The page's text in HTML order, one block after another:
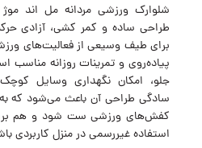
طراحی ساده و کمر کشی، آزادی
برای طیف وسیعی از فعالیت‌های
پیاده‌روی و تمرینات روزانه
جلو، امکان نگهداری وسایل
سادگی طراحی آن باعث می‌شود که
کفش‌های ورزشی ست شود و هم
استفاده غیررسمی در منزل کاربردی